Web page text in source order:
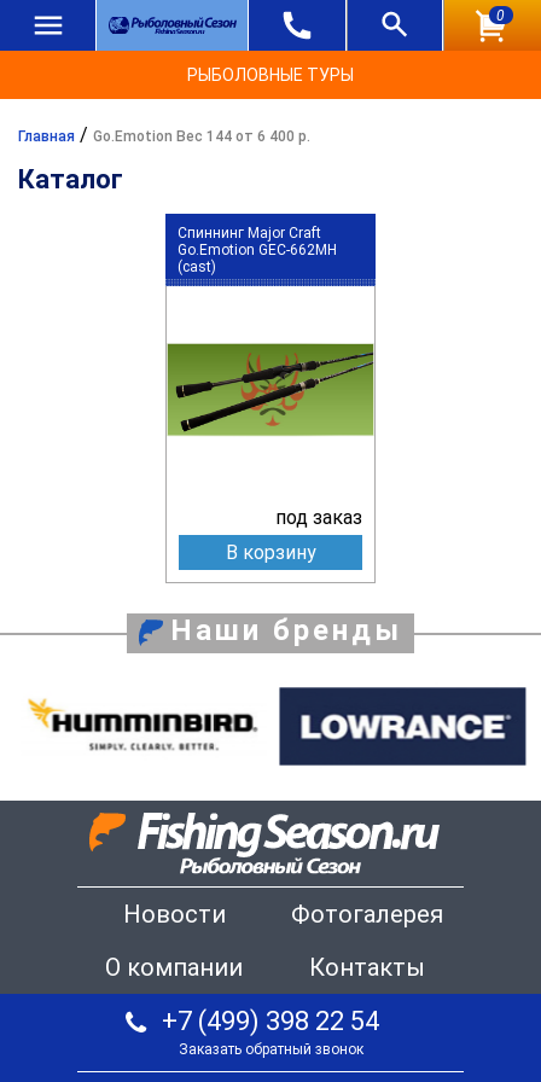
0
РЫБОЛОВНЫЕ ТУРЫ
Главная / Go.Emotion Вес 144 от 6 400 р.
Каталог
Спиннинг Major Craft
Go.Emotion GEC-662MH
(cast)
под заказ
В корзину
Наши бренды
Новости
Фотогалерея
О компании
Контакты
+7 (499) 398 22 54
Заказать обратный звонок